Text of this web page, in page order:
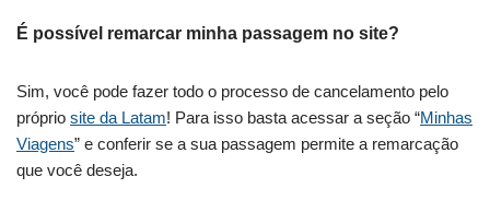
É possível remarcar minha passagem no site?
Sim, você pode fazer todo o processo de cancelamento pelo
próprio site da Latam! Para isso basta acessar a seção “Minhas
Viagens” e conferir se a sua passagem permite a remarcação
que você deseja.